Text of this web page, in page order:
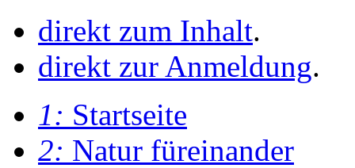
direkt zum Inhalt.
direkt zur Anmeldung.
1: Startseite
2: Natur füreinander